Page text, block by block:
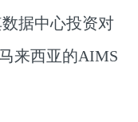
据中心投资对
来西亚的AIMS